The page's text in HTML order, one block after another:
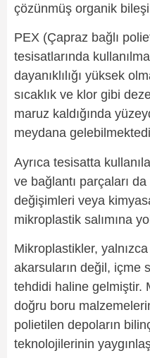
çözünmüş organik
PEX (Çapraz bağlı
tesisatlarında
dayanıklılığı yüksek
sıcaklık ve klor gibi
maruz kaldığında
meydana
Ayrıca tesisatta
ve bağlantı parçaları
değişimleri veya
mikroplastik salımına
Mikroplastikler,
akarsuların değil, içme
tehdidi haline gelmiştir.
doğru boru
polietilen depoların
teknolojilerinin